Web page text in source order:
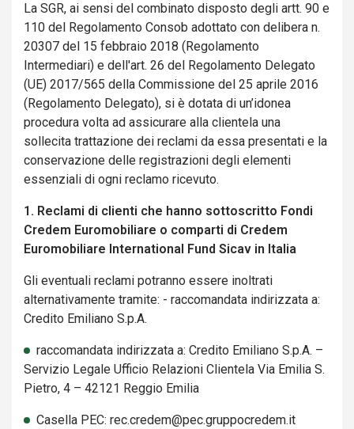
La SGR, ai sensi del combinato disposto degli artt. 90 e
110 del Regolamento Consob adottato con delibera n.
20307 del 15 febbraio 2018 (Regolamento
Intermediari) e dell'art. 26 del Regolamento Delegato
(UE) 2017/565 della Commissione del 25 aprile 2016
(Regolamento Delegato), si è dotata di un’idonea
procedura volta ad assicurare alla clientela una
sollecita trattazione dei reclami da essa presentati e la
conservazione delle registrazioni degli elementi
essenziali di ogni reclamo ricevuto.
1. Reclami di clienti che hanno sottoscritto Fondi
Credem Euromobiliare o comparti di Credem
Euromobiliare International Fund Sicav in Italia
Gli eventuali reclami potranno essere inoltrati
alternativamente tramite: - raccomandata indirizzata a:
Credito Emiliano S.p.A.
raccomandata indirizzata a: Credito Emiliano S.p.A. –
Servizio Legale Ufficio Relazioni Clientela Via Emilia S.
Pietro, 4 – 42121 Reggio Emilia
Casella PEC: rec.credem@pec.gruppocredem.it